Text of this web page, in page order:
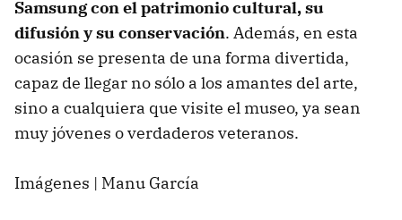
Samsung con el patrimonio cultural, su
difusión y su conservación. Además, en esta
ocasión se presenta de una forma divertida,
capaz de llegar no sólo a los amantes del arte,
sino a cualquiera que visite el museo, ya sean
muy jóvenes o verdaderos veteranos.
Imágenes | Manu García